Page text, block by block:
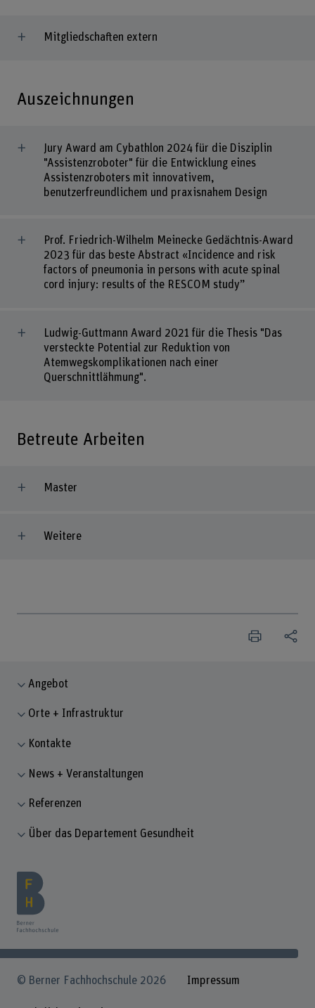
Mitgliedschaften extern
Auszeichnungen
Jury Award am Cybathlon 2024 für die Disziplin
"Assistenzroboter" für die Entwicklung eines
Assistenzroboters mit innovativem,
benutzerfreundlichem und praxisnahem Design
Prof. Friedrich-Wilhelm Meinecke Gedächtnis-Award
2023 für das beste Abstract «Incidence and risk
factors of pneumonia in persons with acute spinal
cord injury: results of the RESCOM study”
Ludwig-Guttmann Award 2021 für die Thesis "Das
versteckte Potential zur Reduktion von
Atemwegskomplikationen nach einer
Querschnittlähmung".
Betreute Arbeiten
Master
Weitere
Angebot
Orte + Infrastruktur
Kontakte
News + Veranstaltungen
Referenzen
Über das Departement Gesundheit
© Berner Fachhochschule 2026 Impressum